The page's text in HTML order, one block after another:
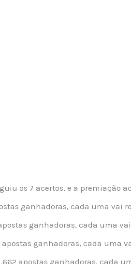
os 7 acertos, e a premiação
ganhadoras, cada uma vai
ganhadoras, cada uma
apostas ganhadoras, cada uma
apostas ganhadoras, cada